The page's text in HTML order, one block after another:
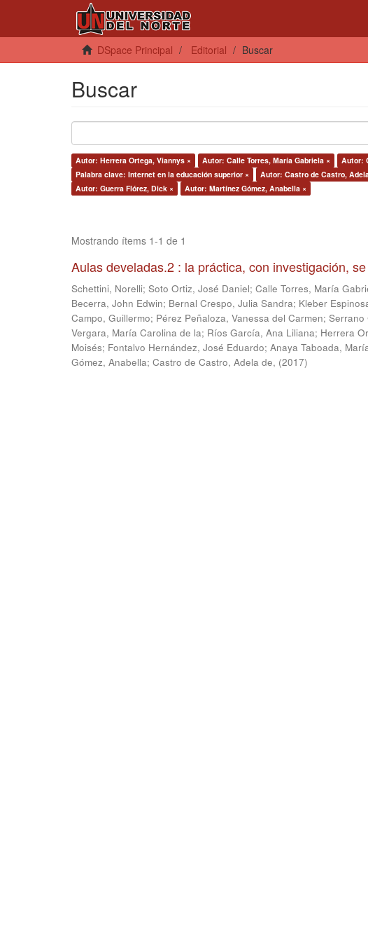
DSpace Principal Editorial Buscar
Buscar
Autor: Herrera Ortega, Viannys × Autor: Calle Torres, María Gabriela × Autor:
Palabra clave: Internet en la educación superior ×
Autor: Castro de Castro,
Autor: Guerra Flórez, Dick ×
Autor: Martínez Gómez, Anabella ×
Mostrando ítems 1-1 de 1
Aulas develadas.2 : la práctica, con investigación,
Schettini, Norelli; Soto Ortiz, José Daniel; Calle Torres, María
Becerra, John Edwin; Bernal Crespo, Julia Sandra; Kleber
Campo, Guillermo; Pérez Peñaloza, Vanessa del Carmen; Serrano
Vergara, María Carolina de la; Ríos García, Ana Liliana; Herrera
Moisés; Fontalvo Hernández, José Eduardo; Anaya Taboada,
Gómez, Anabella; Castro de Castro, Adela de, (2017)